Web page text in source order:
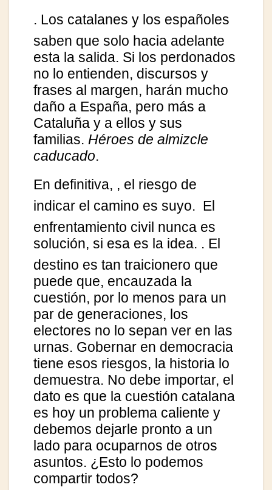
. Los catalanes y los españoles
saben que solo hacia adelante
esta la salida. Si los perdonados
no lo entienden, discursos y
frases al margen, harán mucho
daño a España, pero más a
Cataluña y a ellos y sus
familias. Héroes de almizcle
caducado.
En definitiva, , el riesgo de
indicar el camino es suyo. El
enfrentamiento civil nunca es
solución, si esa es la idea. . El
destino es tan traicionero que
puede que, encauzada la
cuestión, por lo menos para un
par de generaciones, los
electores no lo sepan ver en las
urnas. Gobernar en democracia
tiene esos riesgos, la historia lo
demuestra. No debe importar, el
dato es que la cuestión catalana
es hoy un problema caliente y
debemos dejarle pronto a un
lado para ocuparnos de otros
asuntos. ¿Esto lo podemos
compartir todos?